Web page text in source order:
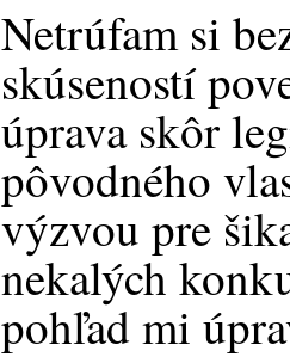
Netrúfam si
skúseností
úprava skôr
pôvodného
výzvou pre
nekalých
pohľad mi